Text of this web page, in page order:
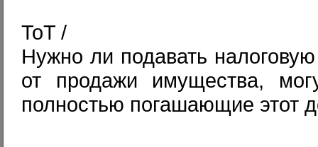
ToT /
Нужно ли подавать
от продажи имущества,
полностью погашающие этот